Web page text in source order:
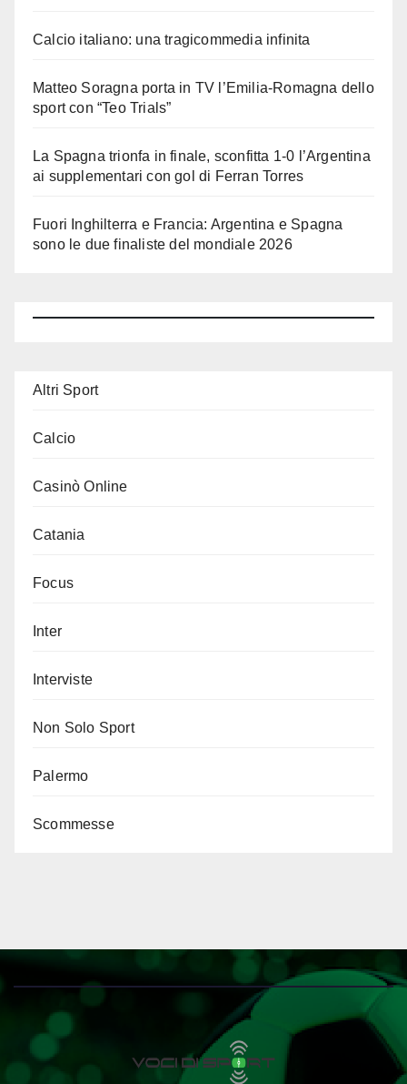
Calcio italiano: una tragicommedia infinita
Matteo Soragna porta in TV l’Emilia-Romagna dello
sport con “Teo Trials”
La Spagna trionfa in finale, sconfitta 1-0 l’Argentina
ai supplementari con gol di Ferran Torres
Fuori Inghilterra e Francia: Argentina e Spagna
sono le due finaliste del mondiale 2026
Altri Sport
Calcio
Casinò Online
Catania
Focus
Inter
Interviste
Non Solo Sport
Palermo
Scommesse